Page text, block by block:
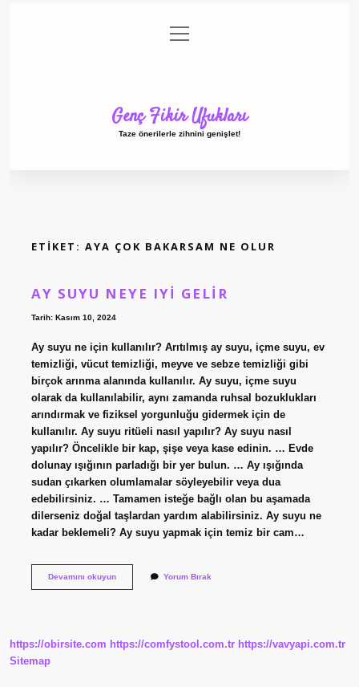
Gizlilik Politikası
menüyü
aç
Genç Fikir Ufukları
Taze önerilerle zihnini genişlet!
ETIKET: AYA ÇOK BAKARSAM NE OLUR
AY SUYU NEYE IYI GELIR
Tarih: Kasım 10, 2024
Ay suyu ne için kullanılır? Arıtılmış ay suyu, içme suyu, ev
temizliği, vücut temizliği, meyve ve sebze temizliği gibi
birçok arınma alanında kullanılır. Ay suyu, içme suyu
olarak da kullanılabilir, aynı zamanda ruhsal bozuklukları
arındırmak ve fiziksel yorgunluğu gidermek için de
kullanılır. Ay suyu ritüeli nasıl yapılır? Ay suyu nasıl
yapılır? Öncelikle bir kap, şişe veya kase edinin. … Evde
dolunay ışığının parladığı bir yer bulun. … Ay ışığında
sudan çıkarken olumlamalar söyleyebilir veya dua
edebilirsiniz. … Tamamen isteğe bağlı olan bu aşamada
dilerseniz doğal taşlardan yardım alabilirsiniz. Ay suyu ne
kadar beklemeli? Ay suyu yapmak için temiz bir cam…
Devamını okuyunAy
Yorum Bırak
https://obirsite.com https://comfystool.com.tr https://vavyapi.com.tr
Sitemap